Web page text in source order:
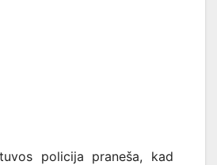
policija praneša, kad